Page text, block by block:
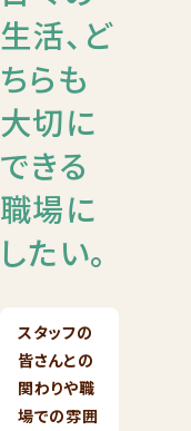
生活、ど
ちらも
大切に
できる
職場に
したい。
スタッフの
皆さんとの
関わりや職
場での雰囲